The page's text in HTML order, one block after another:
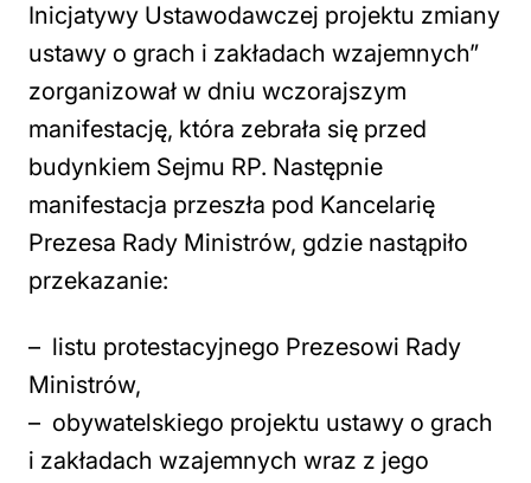
Inicjatywy Ustawodawczej projektu zmiany
ustawy o grach i zakładach wzajemnych”
zorganizował w dniu wczorajszym
manifestację, która zebrała się przed
budynkiem Sejmu RP. Następnie
manifestacja przeszła pod Kancelarię
Prezesa Rady Ministrów, gdzie nastąpiło
przekazanie:
– listu protestacyjnego Prezesowi Rady
Ministrów,
– obywatelskiego projektu ustawy o grach
i zakładach wzajemnych wraz z jego